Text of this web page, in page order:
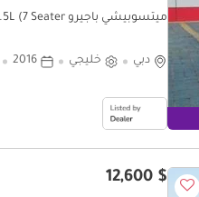
ميتسوبيشي باجيرو GLS M/L DIAMOND GLS Base 3.5L (7 Seater)
دبي خليجي 2016
$ 12,600